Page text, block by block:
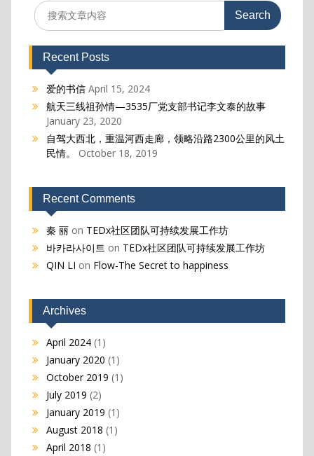
Search
for:
Recent Posts
爱的书信 April 15, 2024
航天三线祖孙情—3535厂党支部书记李文泰的故事
January 23, 2020
自驾大西北，重温河西走廊，领略沿路2300公里的风土
民情。
October 18, 2019
Recent Comments
秦 丽on TEDx社区团队可持续发展工作坊
바카라사이트 on TEDx社区团队可持续发展工作坊
QIN LI on Flow-The Secret to happiness
Archives
April 2024(1)
January 2020 (1)
October 2019 (1)
July 2019 (2)
January 2019 (1)
August 2018 (1)
April 2018 (1)